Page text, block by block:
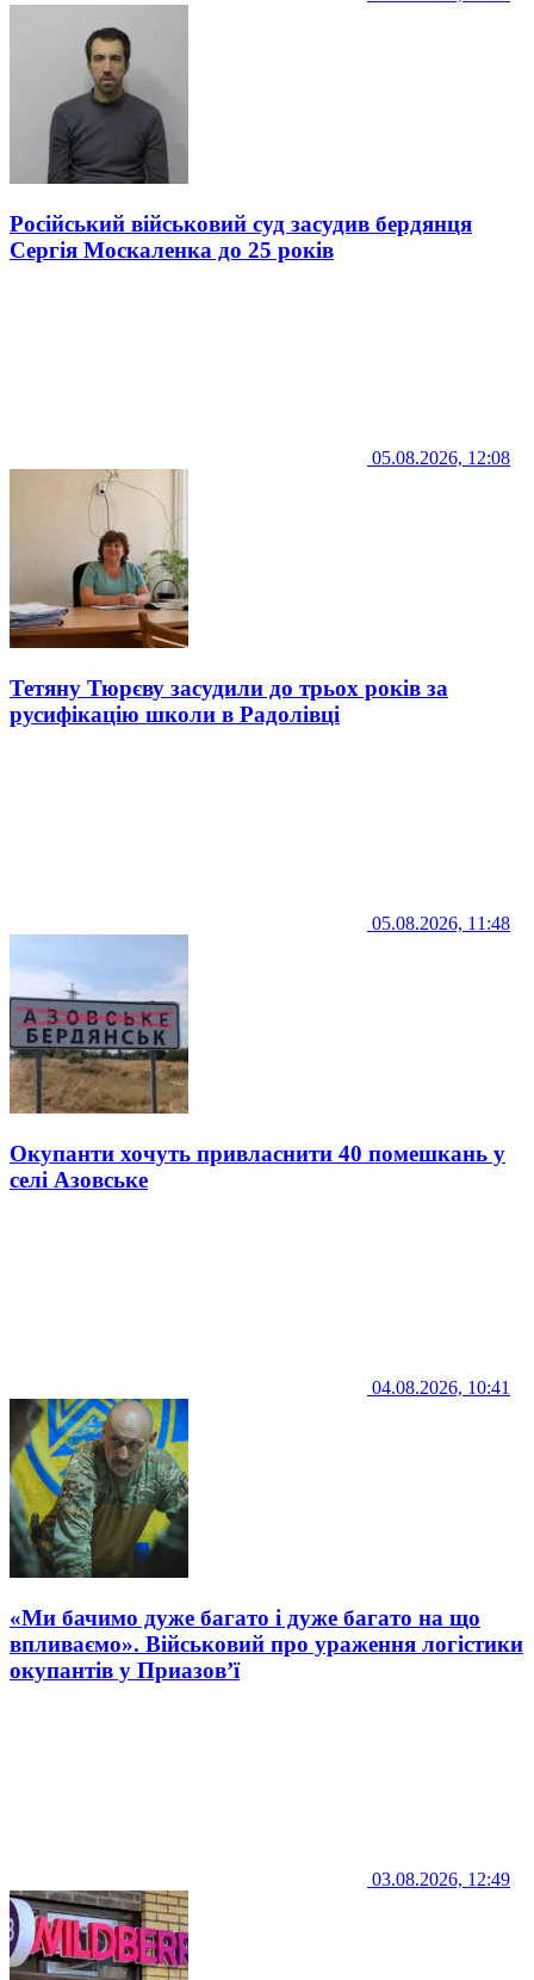
Російський військовий суд засудив бердянця
Сергія Москаленка до 25 років
05.08.2026, 12:08
Тетяну Тюрєву засудили до трьох років за
русифікацію школи в Радолівці
05.08.2026, 11:48
Окупанти хочуть привласнити 40 помешкань у
селі Азовське
04.08.2026, 10:41
«Ми бачимо дуже багато і дуже багато на що
впливаємо». Військовий про ураження логістики
окупантів у Приазов’ї
03.08.2026, 12:49